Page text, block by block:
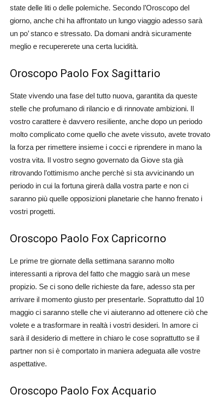
state delle liti o delle polemiche. Secondo l’Oroscopo del
giorno, anche chi ha affrontato un lungo viaggio adesso sarà
un po’ stanco e stressato. Da domani andrà sicuramente
meglio e recupererete una certa lucidità.
Oroscopo Paolo Fox Sagittario
State vivendo una fase del tutto nuova, garantita da queste
stelle che profumano di rilancio e di rinnovate ambizioni. Il
vostro carattere è davvero resiliente, anche dopo un periodo
molto complicato come quello che avete vissuto, avete trovato
la forza per rimettere insieme i cocci e riprendere in mano la
vostra vita. Il vostro segno governato da Giove sta già
ritrovando l’ottimismo anche perchè si sta avvicinando un
periodo in cui la fortuna girerà dalla vostra parte e non ci
saranno più quelle opposizioni planetarie che hanno frenato i
vostri progetti.
Oroscopo Paolo Fox Capricorno
Le prime tre giornate della settimana saranno molto
interessanti a riprova del fatto che maggio sarà un mese
propizio. Se ci sono delle richieste da fare, adesso sta per
arrivare il momento giusto per presentarle. Soprattutto dal 10
maggio ci saranno stelle che vi aiuteranno ad ottenere ciò che
volete e a trasformare in realtà i vostri desideri. In amore ci
sarà il desiderio di mettere in chiaro le cose soprattutto se il
partner non si è comportato in maniera adeguata alle vostre
aspettative.
Oroscopo Paolo Fox Acquario